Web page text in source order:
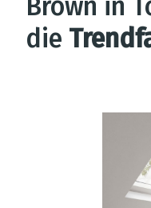
Brown in
die